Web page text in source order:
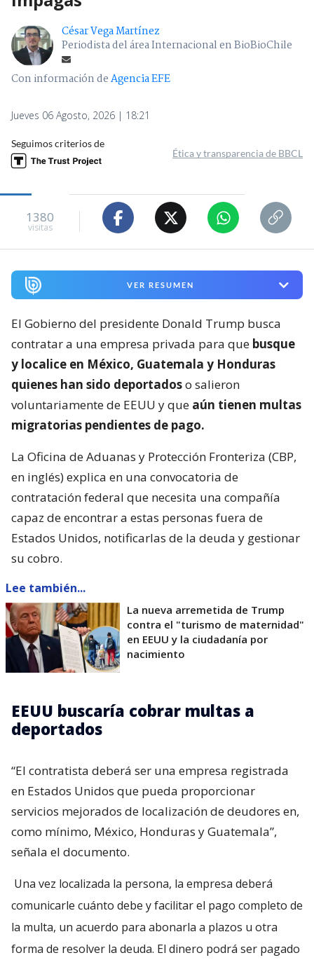
César Vega Martínez
Periodista del área Internacional en BioBioChile
Con información deAgencia EFE
Jueves 06 Agosto, 2026 | 18:21
Seguimos criterios de
Ética y transparencia de BBCL
1380
visitas
VER RESUMEN
El Gobierno del presidente Donald Trump busca
contratar a una empresa privada para que busque
y localice en México, Guatemala y Honduras
quienes han sido deportadoso salieron
voluntariamente de EEUU y que aún tienen multas
migratorias pendientes de pago.
La Oficina de Aduanas y Protección Fronteriza (CBP,
en inglés) explica en una convocatoria de
contratación federal que necesita una compañía
capaz de encontrar a estas personas fuera de
Estados Unidos, notificarlas de la deuda y gestionar
su cobro.
Lee también...
La nueva arremetida de Trump
contra el "turismo de maternidad"
en EEUU y la ciudadanía por
nacimiento
EEUU buscaría cobrar multas a
deportados
“El contratista deberá ser una empresa registrada
en Estados Unidos que pueda proporcionar
servicios mejorados de localización de deudores en,
como mínimo, México, Honduras y Guatemala”,
señala el documento.
Una vez localizada la persona, la empresa deberá
comunicarle cuánto debe y facilitar el pago completo de
la multa, un acuerdo para abonarla a plazos u otra
forma de resolver la deuda. El dinero podrá ser pagado